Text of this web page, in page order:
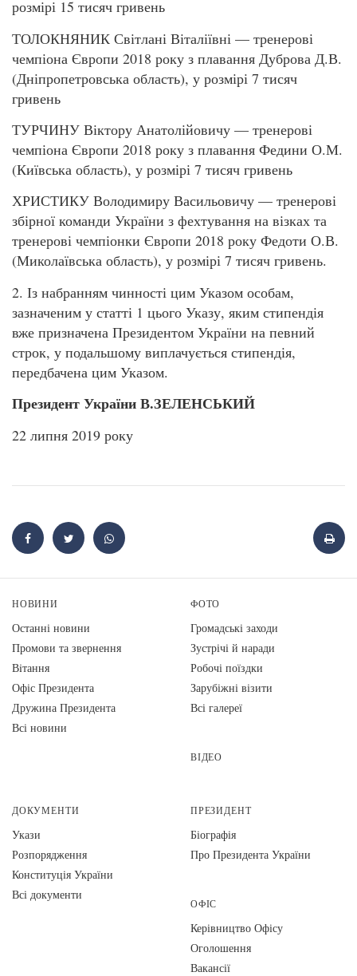
розмірі 15 тисяч гривень
ТОЛОКНЯНИК Світлані Віталіївні — тренерові
чемпіона Європи 2018 року з плавання Дуброва Д.В.
(Дніпропетровська область), у розмірі 7 тисяч
гривень
ТУРЧИНУ Віктору Анатолійовичу — тренерові
чемпіона Європи 2018 року з плавання Федини О.М.
(Київська область), у розмірі 7 тисяч гривень
ХРИСТИКУ Володимиру Васильовичу — тренерові
збірної команди України з фехтування на візках та
тренерові чемпіонки Європи 2018 року Федоти О.В.
(Миколаївська область), у розмірі 7 тисяч гривень.
2. Із набранням чинності цим Указом особам,
зазначеним у статті 1 цього Указу, яким стипендія
вже призначена Президентом України на певний
строк, у подальшому виплачується стипендія,
передбачена цим Указом.
Президент України В.ЗЕЛЕНСЬКИЙ
22 липня 2019 року
НОВИНИ
Останні новини
Промови та звернення
Вiтання
Офіс Президента
Дружина Президента
Всі новини
ФОТО
Громадські заходи
Зустрічі й наради
Робочі поїздки
Зарубіжні візити
Всі галереї
ВІДЕО
ДОКУМЕНТИ
Укази
Розпорядження
Конституція України
Всі документи
ПРЕЗИДЕНТ
Біографія
Про Президента України
ОФІС
Керівництво Офісу
Оголошення
Вакансії